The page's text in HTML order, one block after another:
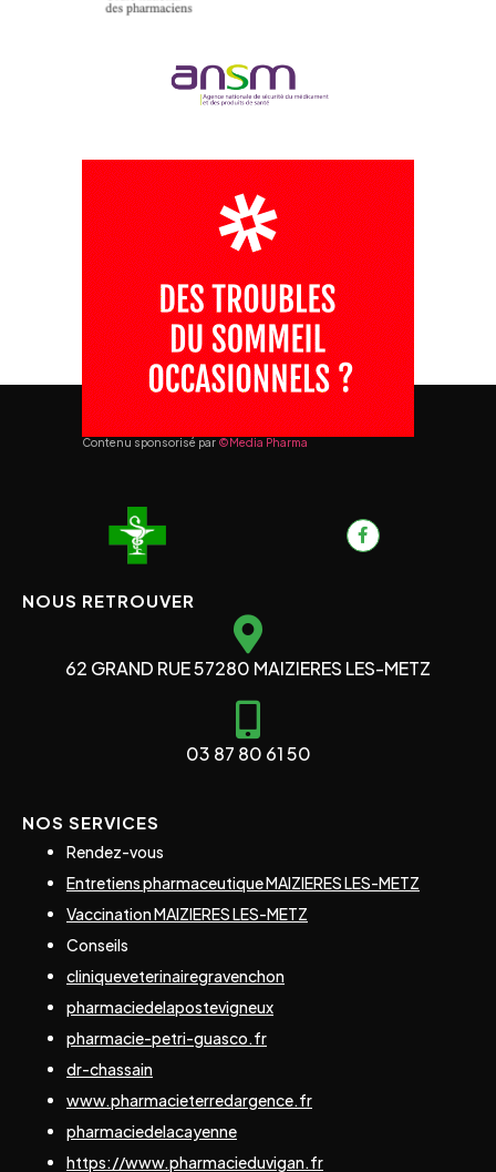
Contenu sponsorisé par ©Media Pharma
NOUS RETROUVER
62 GRAND RUE 57280 MAIZIERES LES-METZ
03 87 80 61 50
NOS SERVICES
Rendez-vous
Entretiens pharmaceutique MAIZIERES LES-METZ
Vaccination MAIZIERES LES-METZ
Conseils
cliniqueveterinairegravenchon
pharmaciedelapostevigneux
pharmacie-petri-guasco.fr
dr-chassain
www.pharmacieterredargence.fr
pharmaciedelacayenne
https://www.pharmacieduvigan.fr